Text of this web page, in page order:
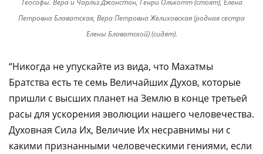
Теософы. Вера и Чарльз Джонстон, Генри Олькотт (стоят), Елена
Петровна Блаватская, Вера Петровна Желиховская (родная сестра
Елены Блаватской) (сидят).
“Никогда не упускайте из вида, что Махатмы
Братства есть те семь Величайших Духов, которые
пришли с высших планет на Землю в конце третьей
расы для ускорения эволюции нашего человечества.
Духовная Сила Их, Величие Их несравнимы ни с
какими признанными человеческими гениями, если